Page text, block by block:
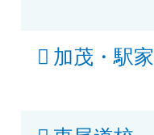
加茂・駅